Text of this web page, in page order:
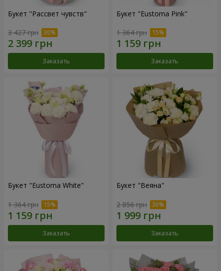
Букет "Рассвет чувств"
3 427 грн
Заказать
Букет "Eustoma Pink"
1 364 грн
Заказать
Букет "Eustoma White"
1 364 грн
Заказать
Букет "Веяна"
2 856 грн
Заказать